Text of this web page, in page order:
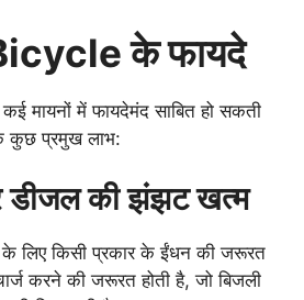
के फायदे
मायनों में फायदेमंद साबित हो सकती
कुछ प्रमुख लाभ:
डीजल की झंझट खत्म
लिए किसी प्रकार के ईंधन की जरूरत
करने की जरूरत होती है, जो बिजली